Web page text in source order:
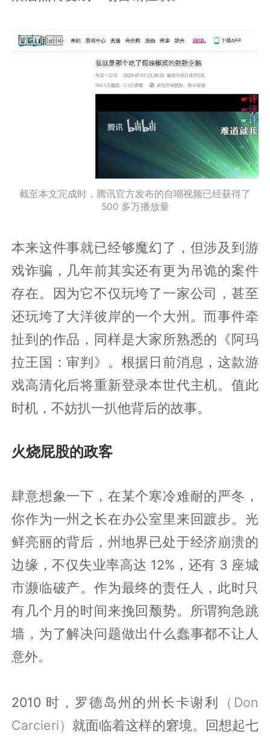
截至本文完成时，腾讯官方发布的自嘲视频已经获得了
500 多万播放量
本来这件事就已经够魔幻了，但涉及到游
戏诈骗，几年前其实还有更为吊诡的案件
存在。因为它不仅玩垮了一家公司，甚至
还玩垮了大洋彼岸的一个大州。而事件牵
扯到的作品，同样是大家所熟悉的《阿玛
拉王国：审判》。根据日前消息，这款游
戏高清化后将重新登录本世代主机。值此
时机，不妨扒一扒他背后的故事。
火烧屁股的政客
肆意想象一下，在某个寒冷难耐的严冬，
你作为一州之长在办公室里来回踱步。光
鲜亮丽的背后，州地界已处于经济崩溃的
边缘，不仅失业率高达 12%，还有 3 座城
市濒临破产。作为最终的责任人，此时只
有几个月的时间来挽回颓势。所谓狗急跳
墙，为了解决问题做出什么蠢事都不让人
意外。
2010 时，罗德岛州的州长卡谢利
（Don
Carcieri） 就面临着这样的窘境。回想起七